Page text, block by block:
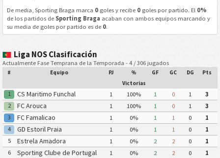
De media, Sporting Braga marca 0goles y recibe 0goles por partido. El 0%
de los partidos de Sporting Braga acaban con ambos equipos marcando y
su media de goles por partido es de 0.
Liga NOS Clasificación
Actualmente Fase Temprana de la Temporada - 4 / 306 jugados
# Equipo PJ
%
Victorias
GF GC DG Pts
1 CS Maritimo Funchal 1 100% 1 0 1
3
2
FC Arouca 1 100% 1 0 1
3
3
FC Famalicao 1 0% 1 1 0
1
4
GD Estoril Praia 1 0% 1 1 0
1
5
Estrela Amadora 1 0% 2 2 0
1
6
Sporting Clube de Portugal 1 0% 2 2 0
1